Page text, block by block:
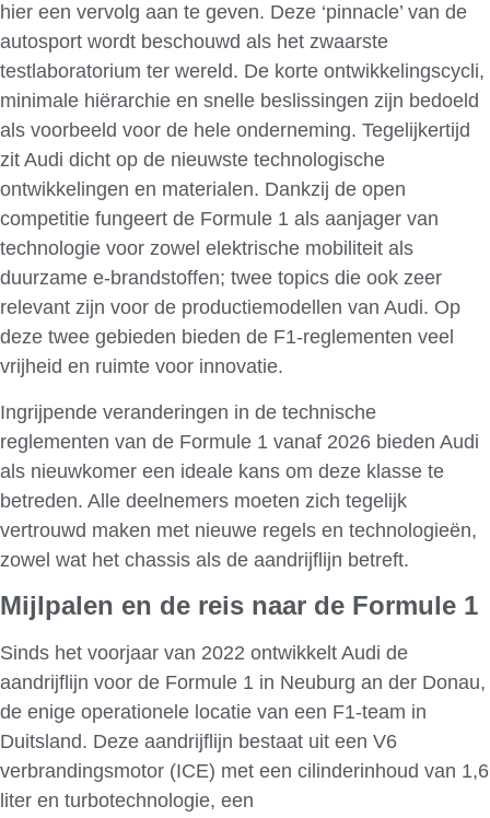
hier een vervolg aan te geven. Deze ‘pinnacle’ van de
autosport wordt beschouwd als het zwaarste
testlaboratorium ter wereld. De korte ontwikkelingscycli,
minimale hiërarchie en snelle beslissingen zijn bedoeld
als voorbeeld voor de hele onderneming. Tegelijkertijd
zit Audi dicht op de nieuwste technologische
ontwikkelingen en materialen. Dankzij de open
competitie fungeert de Formule 1 als aanjager van
technologie voor zowel elektrische mobiliteit als
duurzame e-brandstoffen; twee topics die ook zeer
relevant zijn voor de productiemodellen van Audi. Op
deze twee gebieden bieden de F1-reglementen veel
vrijheid en ruimte voor innovatie.
Ingrijpende veranderingen in de technische
reglementen van de Formule 1 vanaf 2026 bieden Audi
als nieuwkomer een ideale kans om deze klasse te
betreden. Alle deelnemers moeten zich tegelijk
vertrouwd maken met nieuwe regels en technologieën,
zowel wat het chassis als de aandrijflijn betreft.
Mijlpalen en de reis naar de Formule 1
Sinds het voorjaar van 2022 ontwikkelt Audi de
aandrijflijn voor de Formule 1 in Neuburg an der Donau,
de enige operationele locatie van een F1-team in
Duitsland. Deze aandrijflijn bestaat uit een V6
verbrandingsmotor (ICE) met een cilinderinhoud van 1,6
liter en turbotechnologie, een